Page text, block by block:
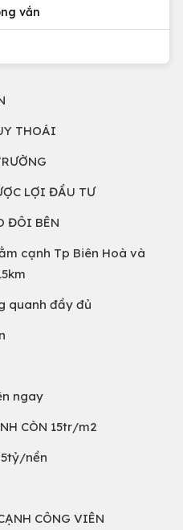
vắn
THOÁI
LỢI ĐẦU TƯ
ĐÔI BÊN
cạnh Tp Biên Hoà và
quanh đầy đủ
ngay
CÒN 15tr/m2
nền
CÔNG VIÊN